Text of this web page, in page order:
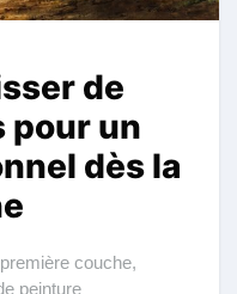
de
pour un
dès la
première couche,
peinture